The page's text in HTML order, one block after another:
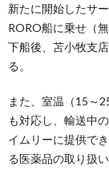
新たに開始したサ
RORO船に乗せ（
下船後、苫小牧支
る。
また、室温（15～
も対応し、輸送中
イムリーに提供で
る医薬品の取り扱